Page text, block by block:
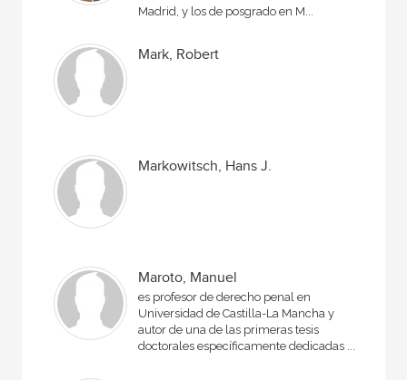
Madrid, y los de posgrado en M...
Mark, Robert
Markowitsch, Hans J.
Maroto, Manuel
es profesor de derecho penal en
Universidad de Castilla-La Mancha y
autor de una de las primeras tesis
doctorales específicamente dedicadas ...